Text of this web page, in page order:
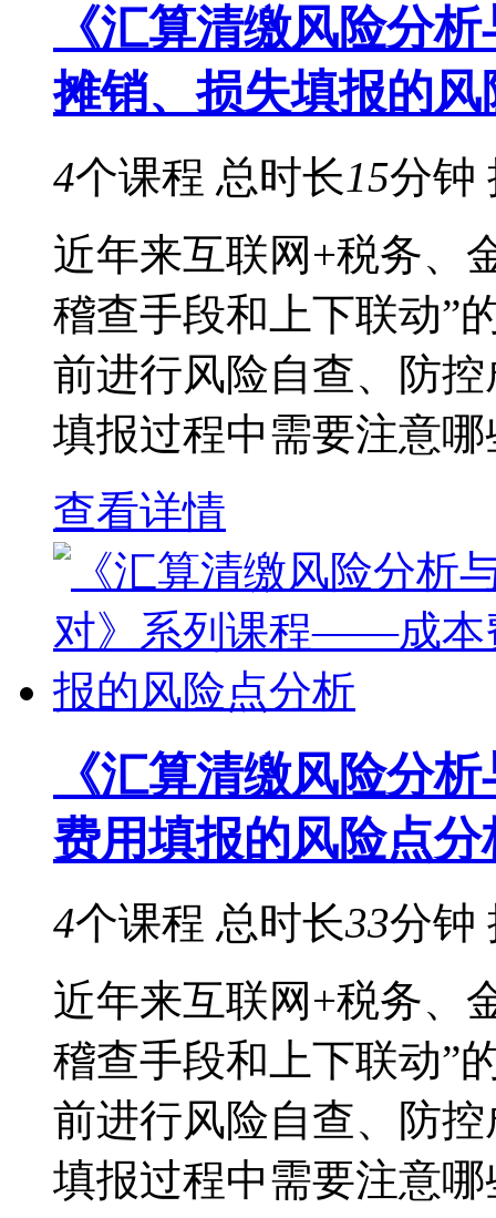
《汇算清缴风险分
摊销、损失填报的风
4个课程 总时长15分钟
近年来互联网+税务、
稽查手段和上下联动”
前进行风险自查、防
填报过程中需要注意
查看详情
《汇算清缴风险分
费用填报的风险点分
4个课程 总时长33分钟
近年来互联网+税务、
稽查手段和上下联动”
前进行风险自查、防
填报过程中需要注意